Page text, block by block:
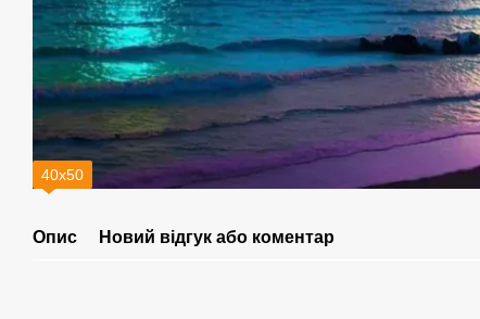
40х50
Опис Новий відгук або коментар